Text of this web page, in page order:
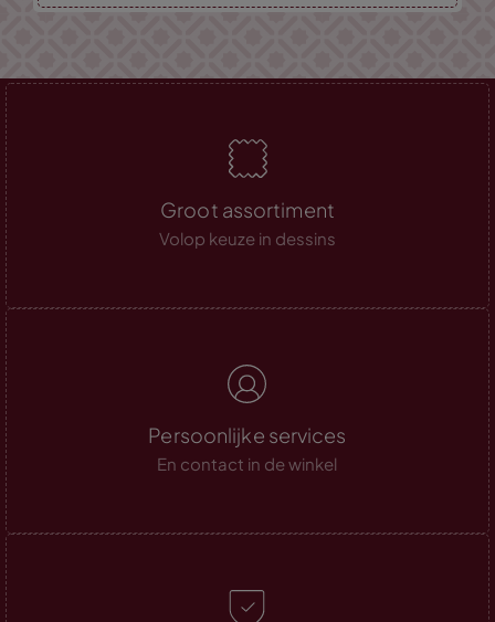
Groot assortiment
Volop keuze in dessins
Persoonlijke services
En contact in de winkel